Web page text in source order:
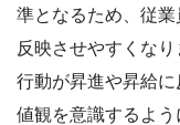
準となるため、従
反映させやすくな
行動が昇進や昇給
値観を意識するよう